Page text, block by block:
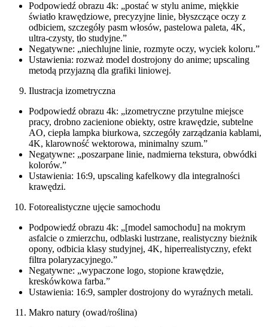
Podpowiedź obrazu 4k: „postać w stylu anime, miękkie
światło krawędziowe, precyzyjne linie, błyszczące oczy z
odbiciem, szczegóły pasm włosów, pastelowa paleta, 4K,
ultra-czysty, tło studyjne.”
Negatywne: „niechlujne linie, rozmyte oczy, wyciek koloru.”
Ustawienia: rozważ model dostrojony do anime; upscaling
metodą przyjazną dla grafiki liniowej.
Ilustracja izometryczna
Podpowiedź obrazu 4k: „izometryczne przytulne miejsce
pracy, drobno zacienione obiekty, ostre krawędzie, subtelne
AO, ciepła lampka biurkowa, szczegóły zarządzania kablami,
4K, klarowność wektorowa, minimalny szum.”
Negatywne: „poszarpane linie, nadmierna tekstura, obwódki
kolorów.”
Ustawienia: 16:9, upscaling kafelkowy dla integralności
krawędzi.
Fotorealistyczne ujęcie samochodu
Podpowiedź obrazu 4k: „[model samochodu] na mokrym
asfalcie o zmierzchu, odblaski lustrzane, realistyczny bieżnik
opony, odbicia klasy studyjnej, 4K, hiperrealistyczny, efekt
filtra polaryzacyjnego.”
Negatywne: „wypaczone logo, stopione krawędzie,
kreskówkowa farba.”
Ustawienia: 16:9, sampler dostrojony do wyraźnych metali.
Makro natury (owad/roślina)